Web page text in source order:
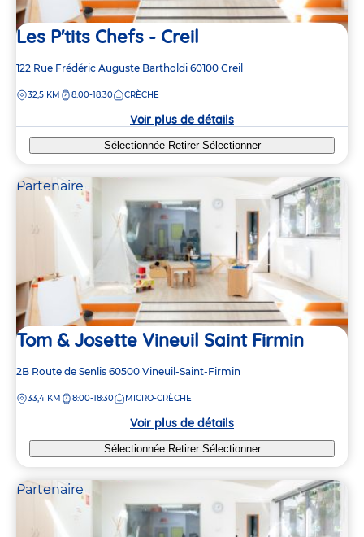
Les P'tits Chefs - Creil
Adresse
la
122 Rue Frédéric Auguste Bartholdi 60100 Creil
DISTANCE
32,5 KM 8:00-18:30 CRÈCHE
Voir plus de détails
Sélectionnée Retirer Sélectionner
Partenaire
Tom & Josette Vineuil Saint Firmin
Adresse
la
2B Route de Senlis 60500 Vineuil-Saint-Firmin
DISTANCE
33,4 KM 8:00-18:30 MICRO-CRÈCHE
Voir plus de détails
Sélectionnée Retirer Sélectionner
Partenaire